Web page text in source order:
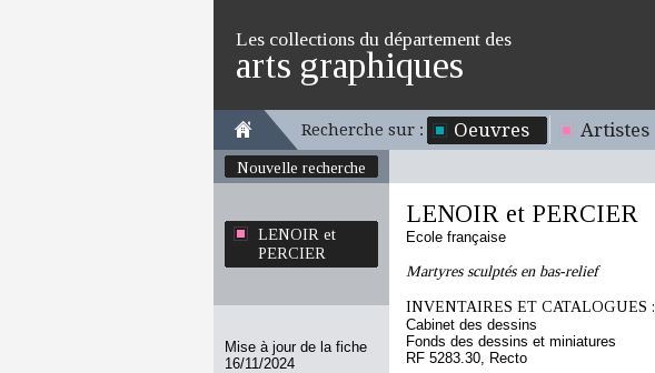
Les collections du département des
arts graphiques
Recherche sur : Oeuvres Artistes
Nouvelle recherche
LENOIR et
PERCIER
Mise à jour de la fiche
16/11/2024
LENOIR et PERCIER
Ecole française
Martyres sculptés en bas-relief
INVENTAIRES ET CATALOGUES :
Cabinet des dessins
Fonds des dessins et miniatures
RF 5283.30, Recto